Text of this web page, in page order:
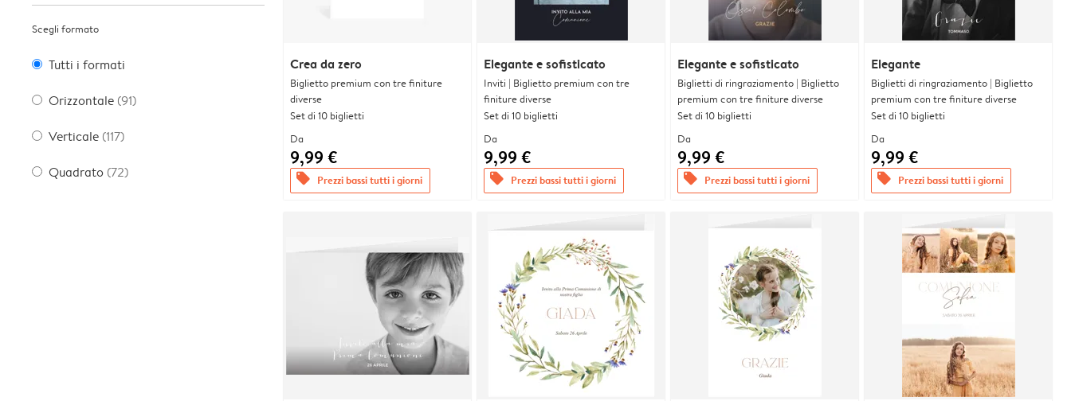
Scegli formato
Tutti i formati
Orizzontale (91)
Verticale (117)
Quadrato (72)
Crea da zero
Biglietto premium con tre finiture
diverse
Set di 10 biglietti
Da
9,99 €
offers Prezzi bassi tutti i giorni
Elegante e sofisticato
Inviti | Biglietto premium con tre
finiture diverse
Set di 10 biglietti
Da
9,99 €
offers Prezzi bassi tutti i giorni
Elegante e sofisticato
Biglietti di ringraziamento | Biglietto
premium con tre finiture diverse
Set di 10 biglietti
Da
9,99 €
offers Prezzi bassi tutti i giorni
Elegante
Biglietti di ringraziamento | Biglietto
premium con tre finiture diverse
Set di 10 biglietti
Da
9,99 €
offers Prezzi bassi tutti i giorni